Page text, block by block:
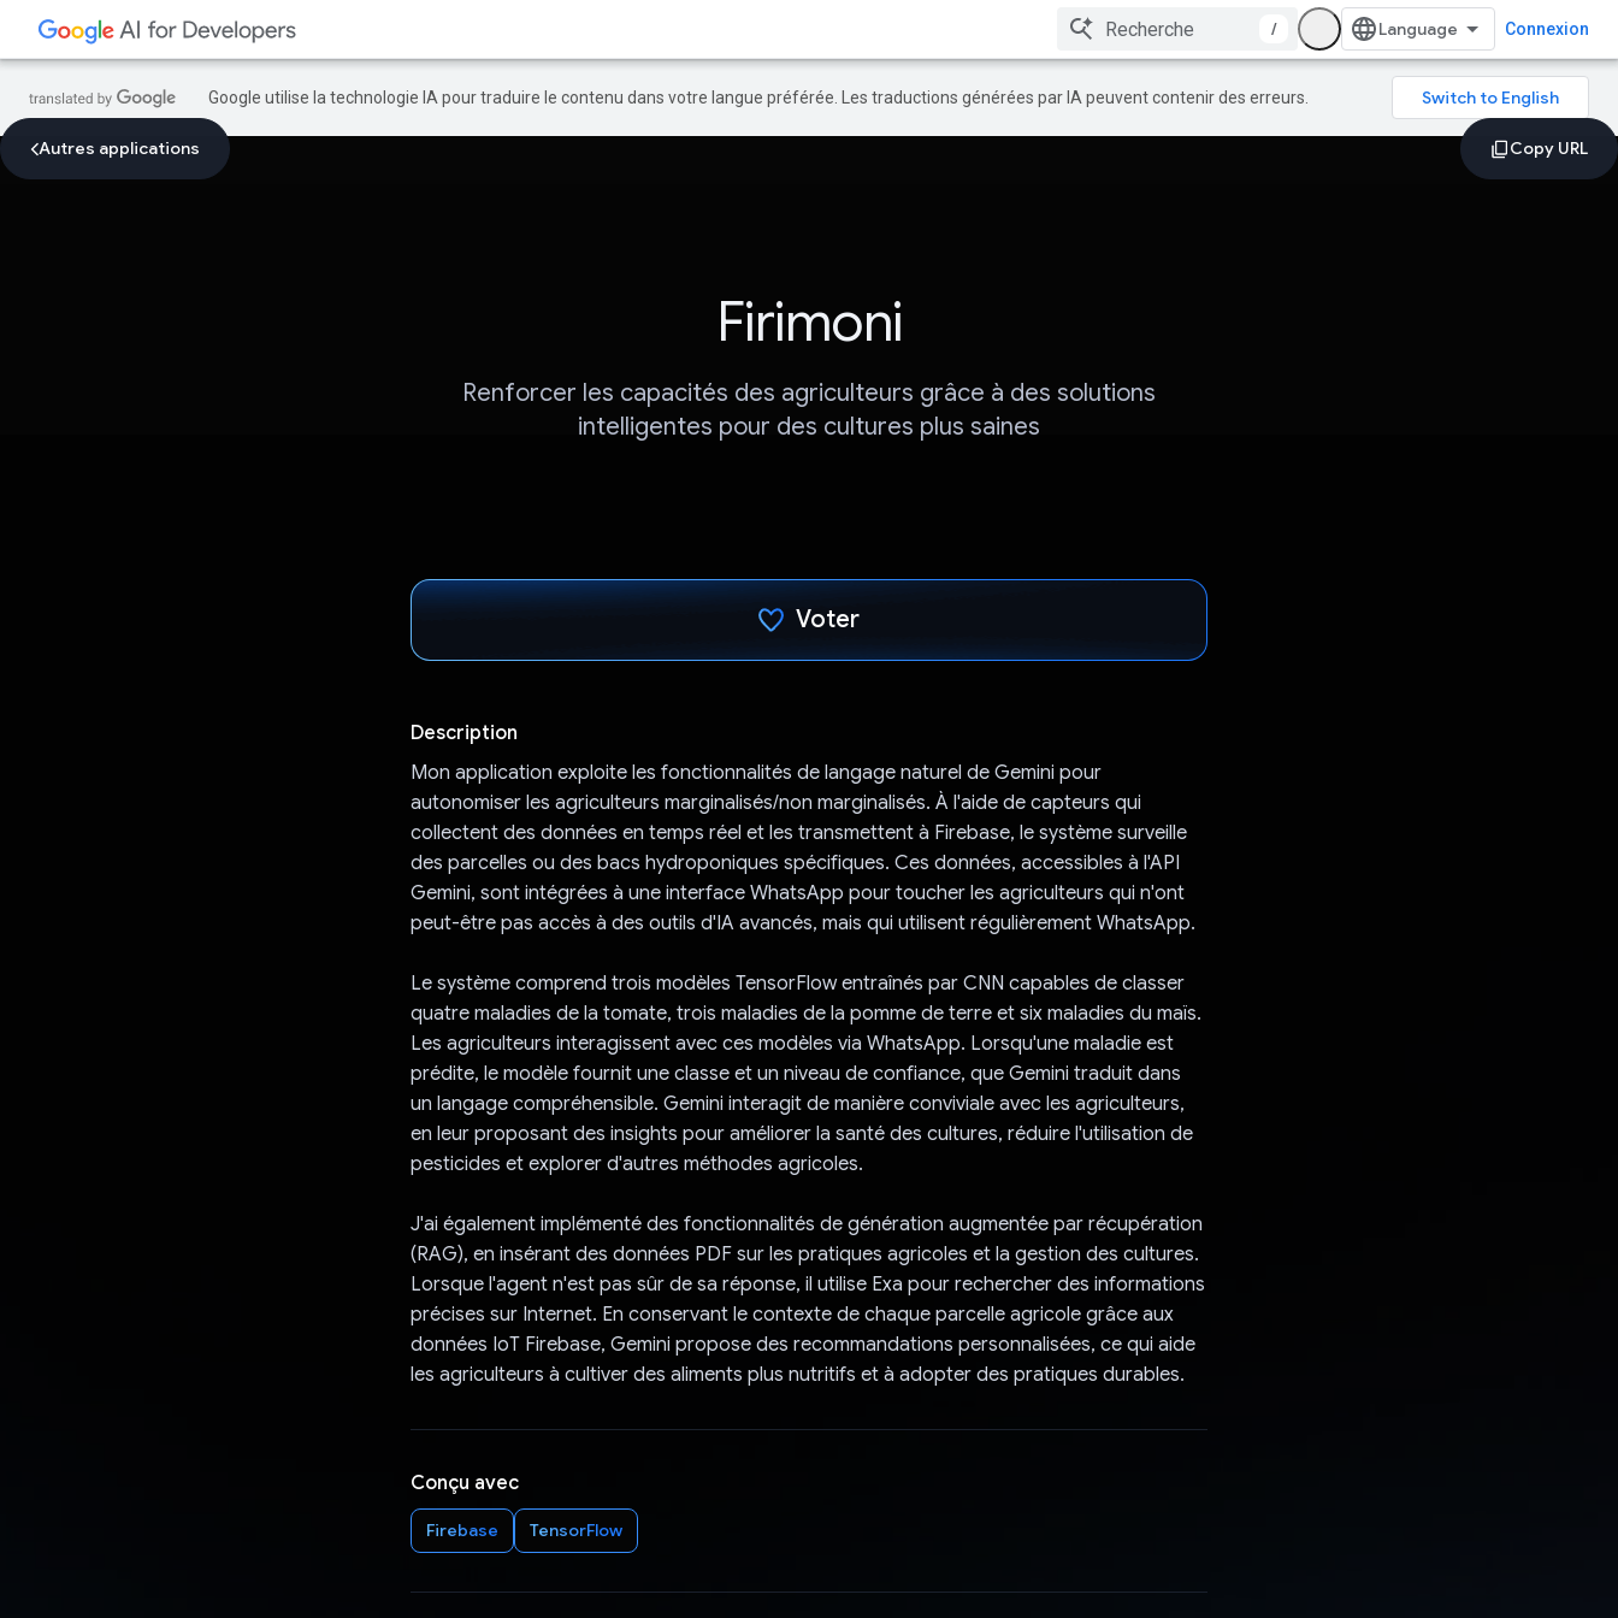
/ Connexion
Google utilise la technologie IA pour traduire le contenu dans votre langue préférée. Les traductions générées par IA peuvent contenir des erreurs.
Autres applications
Firimoni
Renforcer les capacités des agriculteurs grâce à des solutions
intelligentes pour des cultures plus saines
Voter
Description
Mon application exploite les fonctionnalités de langage naturel de Gemini pour
autonomiser les agriculteurs marginalisés/non marginalisés. À l'aide de capteurs qui
collectent des données en temps réel et les transmettent à Firebase, le système surveille
des parcelles ou des bacs hydroponiques spécifiques. Ces données, accessibles à l'API
Gemini, sont intégrées à une interface WhatsApp pour toucher les agriculteurs qui n'ont
peut-être pas accès à des outils d'IA avancés, mais qui utilisent régulièrement WhatsApp.
Le système comprend trois modèles TensorFlow entraînés par CNN capables de classer
quatre maladies de la tomate, trois maladies de la pomme de terre et six maladies du maïs.
Les agriculteurs interagissent avec ces modèles via WhatsApp. Lorsqu'une maladie est
prédite, le modèle fournit une classe et un niveau de confiance, que Gemini traduit dans
un langage compréhensible. Gemini interagit de manière conviviale avec les agriculteurs,
en leur proposant des insights pour améliorer la santé des cultures, réduire l'utilisation de
pesticides et explorer d'autres méthodes agricoles.
J'ai également implémenté des fonctionnalités de génération augmentée par récupération
(RAG), en insérant des données PDF sur les pratiques agricoles et la gestion des cultures.
Lorsque l'agent n'est pas sûr de sa réponse, il utilise Exa pour rechercher des informations
précises sur Internet. En conservant le contexte de chaque parcelle agricole grâce aux
données IoT Firebase, Gemini propose des recommandations personnalisées, ce qui aide
les agriculteurs à cultiver des aliments plus nutritifs et à adopter des pratiques durables.
Conçu avec
Firebase TensorFlow